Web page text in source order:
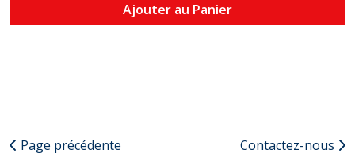
Ajouter au Panier
Page précédente Contactez-nous